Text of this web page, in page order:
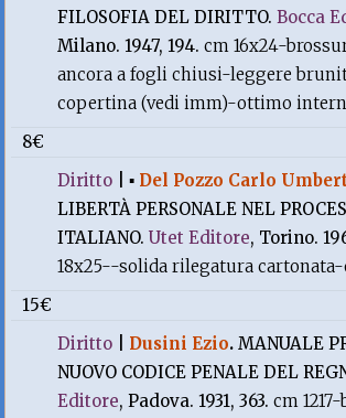
FILOSOFIA DEL DIRITTO.Bocca
Milano. 1947, 194.cm 16x24-
ancora a fogli chiusi-leggere
copertina (vedi imm)-ottimo
8€
Diritto |▪ Del Pozzo Carlo
LIBERTÀ PERSONALE NEL
ITALIANO.Utet Editore, Torino.
18x25--solida rilegatura
15€
Diritto
Dusini Ezio.MANUALE
NUOVO CODICE PENALE DEL
Editore, Padova. 1931, 363.cm